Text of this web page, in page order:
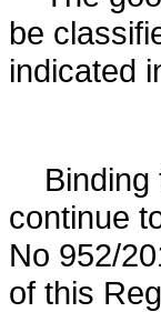
be
indicated
continue
No 952/
of this